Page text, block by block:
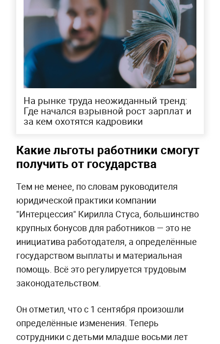
На рынке труда неожиданный тренд:
Где начался взрывной рост зарплат и
за кем охотятся кадровики
Какие льготы работники смогут
получить от государства
Тем не менее, по словам руководителя
юридической практики компании
"Интерцессия" Кирилла Стуса, большинство
крупных бонусов для работников — это не
инициатива работодателя, а определённые
государством выплаты и материальная
помощь. Всё это регулируется трудовым
законодательством.
Он отметил, что с 1 сентября произошли
определённые изменения. Теперь
сотрудники с детьми младше восьми лет